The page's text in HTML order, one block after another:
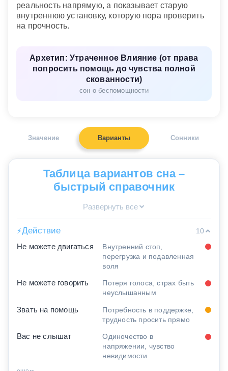
реальность напрямую, а показывает старую
внутреннюю установку, которую пора проверить
на прочность.
Архетип: Утраченное Влияние (от права
попросить помощь до чувства полной
скованности)
сон о беспомощности
Значение Варианты Сонники
Таблица вариантов сна –
быстрый справочник
Развернуть все
⚡Действие
10
Не можете двигаться
Внутренний стоп,
перегрузка и подавленная
воля
Не можете говорить
Потеря голоса, страх быть
неуслышанным
Звать на помощь
Потребность в поддержке,
трудность просить прямо
Вас не слышат
Одиночество в
напряжении, чувство
невидимости